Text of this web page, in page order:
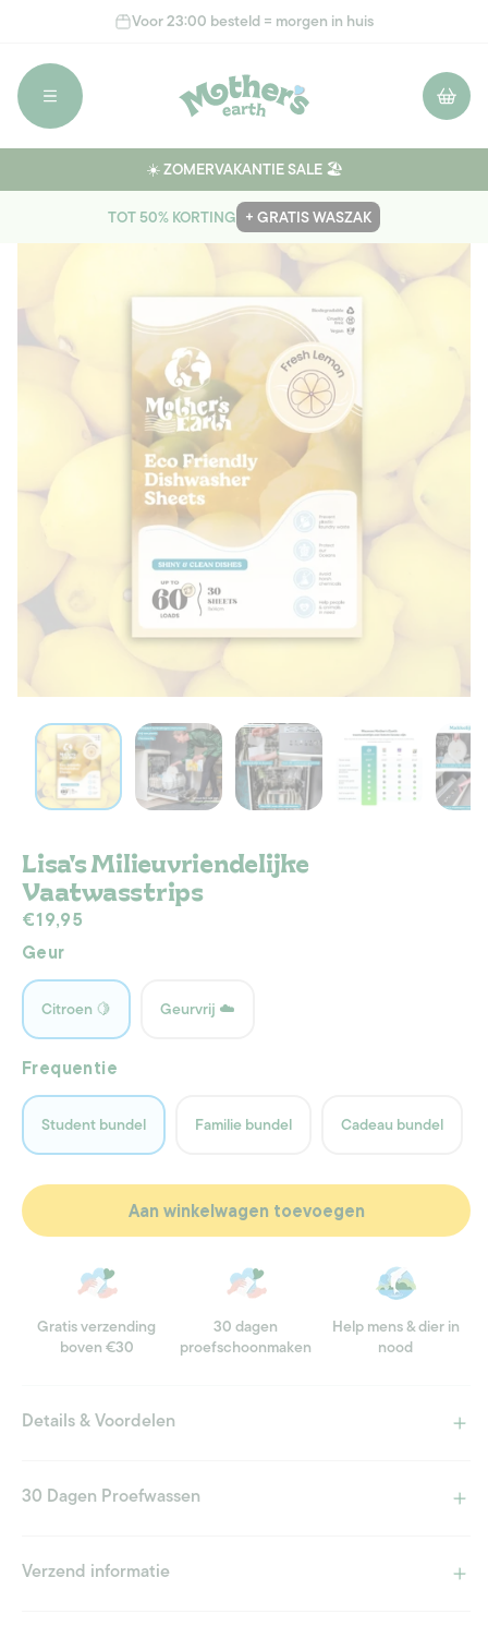
Voor 23:00 besteld = morgen in huis
☀️ ZOMERVAKANTIE SALE 🏖️
TOT 50% KORTING + GRATIS WASZAK
Lisa's Milieuvriendelijke
Vaatwasstrips
Normale
prijs
€19,95
Geur
Citroen 🍋 Geurvrij ☁️
Frequentie
Student bundel Familie bundel Cadeau bundel
Aan winkelwagen toevoegen
Gratis verzending
boven €30
30 dagen
proefschoonmaken
Help mens & dier in
nood
Details & Voordelen
30 Dagen Proefwassen
Verzend informatie